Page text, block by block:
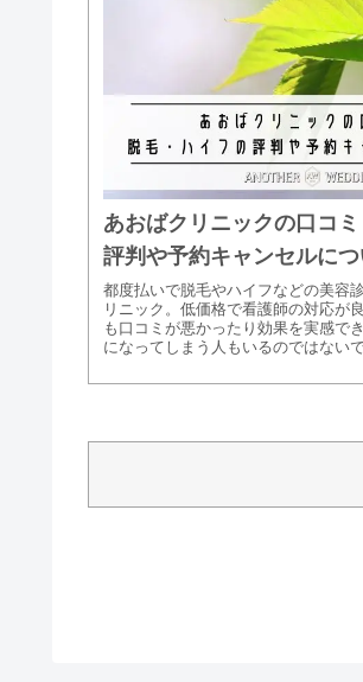
あおばクリニックの口コ
評判や予約キャンセルに
都度払いで脱毛やハイフなどの美容
リニック。低価格で看護師の対応が
も口コミが悪かったり効果を実感で
になってしまう人もいるのではない